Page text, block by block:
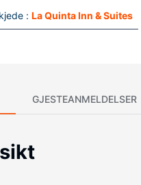
: La Quinta Inn & Suites
GJESTEANMELDELSER